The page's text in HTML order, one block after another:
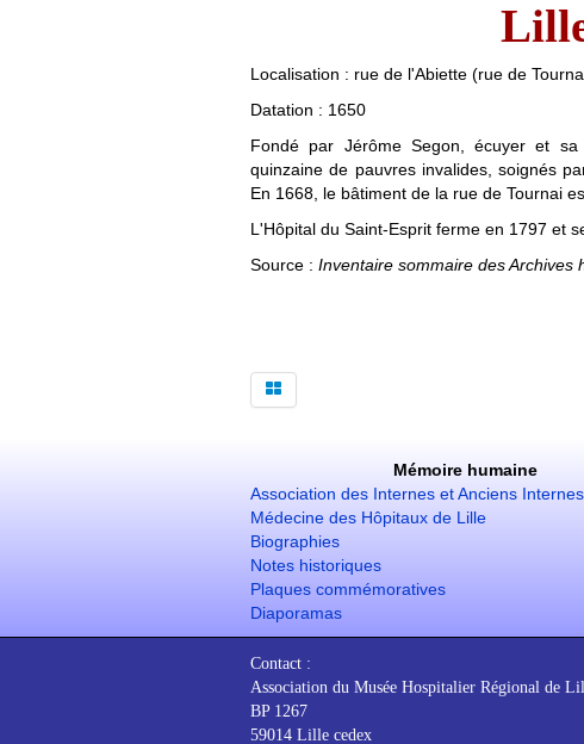
Localisation : rue de l'Abiette (rue de
Datation : 1650
Fondé par Jérôme Segon, écuyer et
quinzaine de pauvres invalides, soignés
En 1668, le bâtiment de la rue de Tournai
L'Hôpital du Saint-Esprit ferme en 1797 et
Source : Inventaire sommaire des Archives
Mémoire humaine
Association des Internes et Anciens
Médecine des Hôpitaux de Lille
Biographies
Notes historiques
Plaques commémoratives
Diaporamas
Contact :
Association du Musée Hospitalier Régional de
BP 1267
59014 Lille cedex